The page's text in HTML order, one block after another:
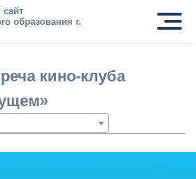
образования г.
кино-клуба